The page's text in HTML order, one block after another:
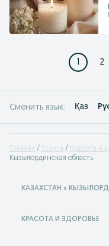
1 2
Сменить язык: Қаз
Главная Услуги Красота и
Кызылординская область
КАЗАХСТАН »
КРАСОТА И ЗДОРОВЬЕ